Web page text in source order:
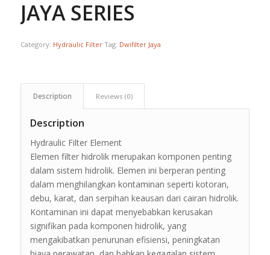
JAYA SERIES
Category: Hydraulic Filter Tag: Dwifilter Jaya
Description Reviews (0)
Description
Hydraulic Filter Element
Elemen filter hidrolik merupakan komponen penting
dalam sistem hidrolik. Elemen ini berperan penting
dalam menghilangkan kontaminan seperti kotoran,
debu, karat, dan serpihan keausan dari cairan hidrolik.
Kontaminan ini dapat menyebabkan kerusakan
signifikan pada komponen hidrolik, yang
mengakibatkan penurunan efisiensi, peningkatan